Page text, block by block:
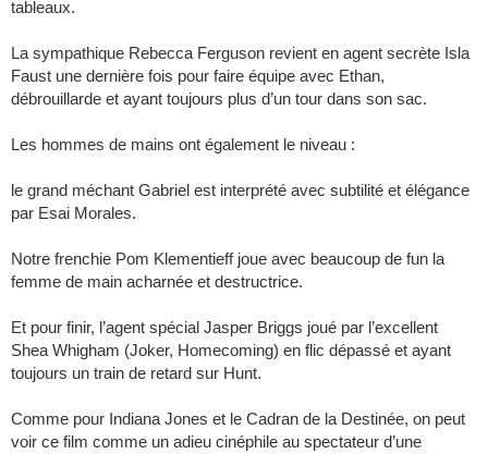
tableaux.
La sympathique Rebecca Ferguson revient en agent secrète Isla
Faust une dernière fois pour faire équipe avec Ethan,
débrouillarde et ayant toujours plus d’un tour dans son sac.
Les hommes de mains ont également le niveau :
le grand méchant Gabriel est interprété avec subtilité et élégance
par Esai Morales.
Notre frenchie Pom Klementieff joue avec beaucoup de fun la
femme de main acharnée et destructrice.
Et pour finir, l’agent spécial Jasper Briggs joué par l’excellent
Shea Whigham (Joker, Homecoming) en flic dépassé et ayant
toujours un train de retard sur Hunt.
Comme pour Indiana Jones et le Cadran de la Destinée, on peut
voir ce film comme un adieu cinéphile au spectateur d’une